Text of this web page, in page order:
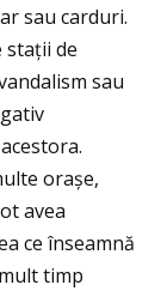
sau carduri.
stații de
sau
orașe,
avea
ce înseamnă
timp